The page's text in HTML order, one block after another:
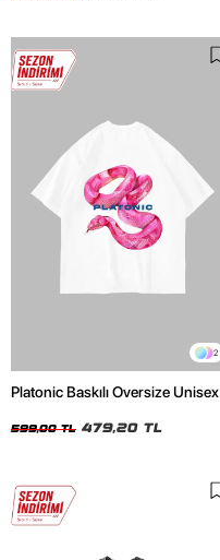
2
Platonic Baskılı Oversize Unisex
599,00 TL 479,20 TL